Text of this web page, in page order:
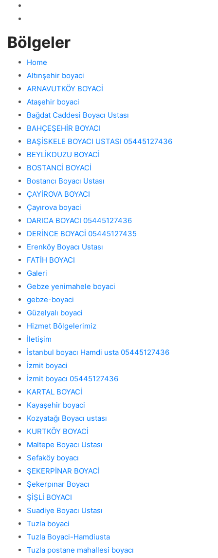
Bölgeler
Home
Altınşehir boyaci
ARNAVUTKÖY BOYACİ
Ataşehir boyaci
Bağdat Caddesi Boyacı Ustası
BAHÇEŞEHİR BOYACI
BAŞİSKELE BOYACI USTASI 05445127436
BEYLİKDUZU BOYACİ
BOSTANCİ BOYACİ
Bostancı Boyacı Ustası
ÇAYİROVA BOYACI
Çayırova boyaci
DARICA BOYACI 05445127436
DERİNCE BOYACİ 05445127435
Erenköy Boyacı Ustası
FATİH BOYACI
Galeri
Gebze yenimahele boyaci
gebze-boyaci
Güzelyalı boyaci
Hizmet Bölgelerimiz
İletişim
İstanbul boyacı Hamdi usta 05445127436
İzmit boyaci
İzmit boyacı 05445127436
KARTAL BOYACİ
Kayaşehir boyaci
Kozyatağı Boyacı ustası
KURTKÖY BOYACİ
Maltepe Boyacı Ustası
Sefaköy boyacı
ŞEKERPİNAR BOYACİ
Şekerpınar Boyacı
ŞİŞLİ BOYACI
Suadiye Boyacı Ustası
Tuzla boyaci
Tuzla Boyaci-Hamdiusta
Tuzla postane mahallesi boyacı